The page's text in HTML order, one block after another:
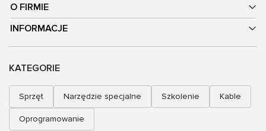
O FIRMIE
INFORMACJE
KATEGORIE
Sprzęt Narzędzie specjalne Szkolenie Kable
Oprogramowanie